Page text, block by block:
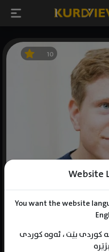
Website
You want the website
کوردی بێت ، ئەوە کوردی
10